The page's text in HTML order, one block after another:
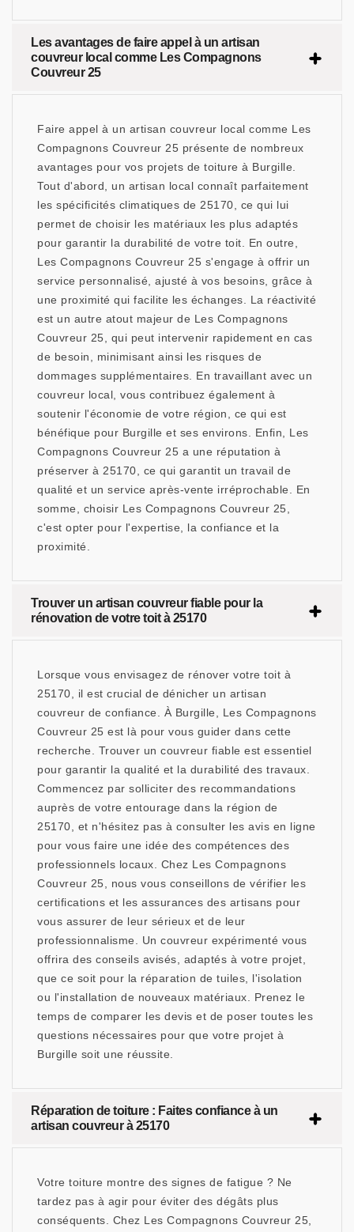
Les avantages de faire appel à un artisan
couvreur local comme Les Compagnons
Couvreur 25
Faire appel à un artisan couvreur local comme Les
Compagnons Couvreur 25 présente de nombreux
avantages pour vos projets de toiture à Burgille.
Tout d'abord, un artisan local connaît parfaitement
les spécificités climatiques de 25170, ce qui lui
permet de choisir les matériaux les plus adaptés
pour garantir la durabilité de votre toit. En outre,
Les Compagnons Couvreur 25 s'engage à offrir un
service personnalisé, ajusté à vos besoins, grâce à
une proximité qui facilite les échanges. La réactivité
est un autre atout majeur de Les Compagnons
Couvreur 25, qui peut intervenir rapidement en cas
de besoin, minimisant ainsi les risques de
dommages supplémentaires. En travaillant avec un
couvreur local, vous contribuez également à
soutenir l'économie de votre région, ce qui est
bénéfique pour Burgille et ses environs. Enfin, Les
Compagnons Couvreur 25 a une réputation à
préserver à 25170, ce qui garantit un travail de
qualité et un service après-vente irréprochable. En
somme, choisir Les Compagnons Couvreur 25,
c'est opter pour l'expertise, la confiance et la
proximité.
Trouver un artisan couvreur fiable pour la
rénovation de votre toit à 25170
Lorsque vous envisagez de rénover votre toit à
25170, il est crucial de dénicher un artisan
couvreur de confiance. À Burgille, Les Compagnons
Couvreur 25 est là pour vous guider dans cette
recherche. Trouver un couvreur fiable est essentiel
pour garantir la qualité et la durabilité des travaux.
Commencez par solliciter des recommandations
auprès de votre entourage dans la région de
25170, et n'hésitez pas à consulter les avis en ligne
pour vous faire une idée des compétences des
professionnels locaux. Chez Les Compagnons
Couvreur 25, nous vous conseillons de vérifier les
certifications et les assurances des artisans pour
vous assurer de leur sérieux et de leur
professionnalisme. Un couvreur expérimenté vous
offrira des conseils avisés, adaptés à votre projet,
que ce soit pour la réparation de tuiles, l'isolation
ou l'installation de nouveaux matériaux. Prenez le
temps de comparer les devis et de poser toutes les
questions nécessaires pour que votre projet à
Burgille soit une réussite.
Réparation de toiture : Faites confiance à un
artisan couvreur à 25170
Votre toiture montre des signes de fatigue ? Ne
tardez pas à agir pour éviter des dégâts plus
conséquents. Chez Les Compagnons Couvreur 25,